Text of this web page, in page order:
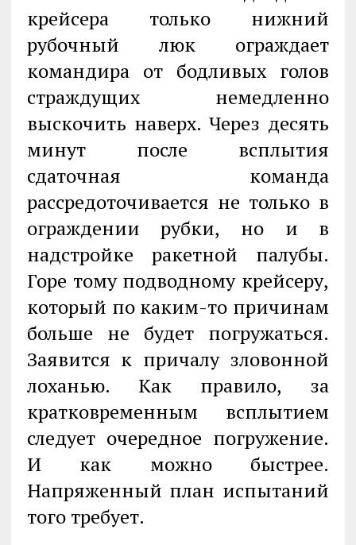
крейсера только нижний
рубочный люк ограждает
командира от бодливых голов
страждущих немедленно
выскочить наверх. Через десять
минут после всплытия
сдаточная команда
рассредоточивается не только в
ограждении рубки, но и в
надстройке ракетной палубы.
Горе тому подводному крейсеру,
который по каким-то причинам
больше не будет погружаться.
Заявится к причалу зловонной
лоханью. Как правило, за
кратковременным всплытием
следует очередное погружение.
И как можно быстрее.
Напряженный план испытаний
того требует.